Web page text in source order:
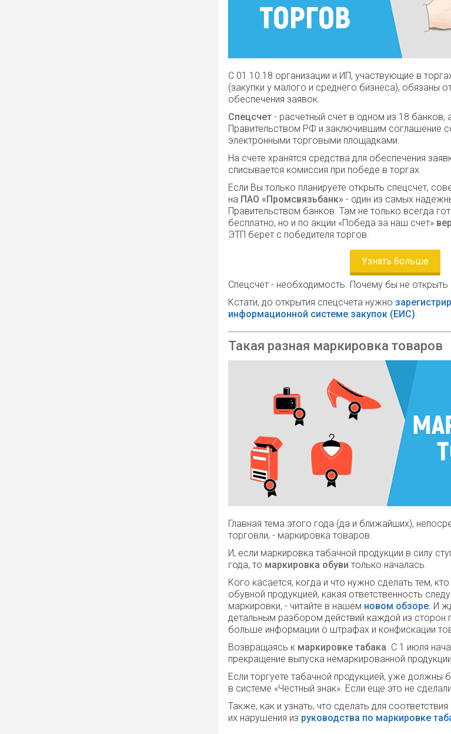
С 01.10.18 организации и ИП, участвующие в
(закупки у малого и среднего бизнеса), обязаны
обеспечения заявок.
Спецсчет - расчетный счет в одном из 18 банков,
Правительством РФ и заключившим соглашение
электронными торговыми площадками.
На счете хранятся средства для обеспечения
списывается комиссия при победе в торгах.
Если Вы только планируете открыть спецсчет,
на ПАО «Промсвязьбанк» - один из самых
Правительством банков. Там не только всегда
бесплатно, но и по акции «Победа за наш счет»
ЭТП берет с победителя торгов.
Узнать больше
Спецсчет - необходимость. Почему бы не открыть
Кстати, до открытия спецсчета нужно
информационной системе закупок (ЕИС).
Такая разная маркировка товаров
Главная тема этого года (да и ближайших),
торговли, - маркировка товаров.
И, если маркировка табачной продукции в силу
года, то маркировка обуви только началась.
Кого касается, когда и что нужно сделать тем,
обувной продукцией, какая ответственность
маркировки, - читайте в нашем новом обзоре. И
детальным разбором действий каждой из сторон
больше информации о штрафах и конфискации
Возвращаясь к маркировке табака. С 1 июля
прекращение выпуска немаркированной
Если торгуете табачной продукцией, уже должны
в системе «Честный знак». Если еще это не
Также, как и узнать, что сделать для
их нарушения из руководства по маркировке